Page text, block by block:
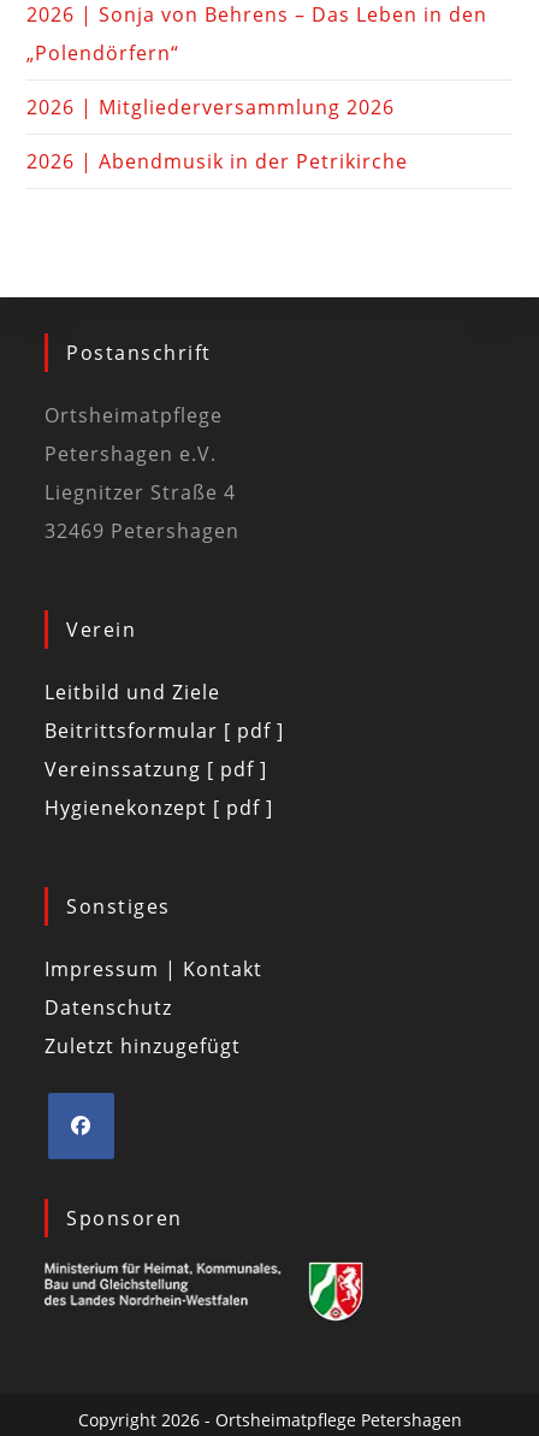
2026 | Sonja von Behrens – Das Leben in den
„Polendörfern“
2026 | Mitgliederversammlung 2026
2026 | Abendmusik in der Petrikirche
Postanschrift
Ortsheimatpflege
Petershagen e.V.
Liegnitzer Straße 4
32469 Petershagen
Verein
Leitbild und Ziele
Beitrittsformular [ pdf ]
Vereinssatzung [ pdf ]
Hygienekonzept [ pdf ]
Sonstiges
Impressum | Kontakt
Datenschutz
Zuletzt hinzugefügt
Sponsoren
Copyright 2026 - Ortsheimatpflege Petershagen